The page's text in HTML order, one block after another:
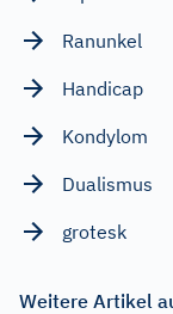
Ranunkel
Handicap
Kondylom
Dualismus
grotesk
Weitere Artikel